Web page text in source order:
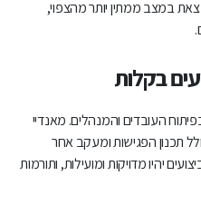
במצב ממתין יותר מהצפוי,
בקלות
העובדים והמנהלים. מאנדיי
תכנון הפגישות ומעקב אחר
יהיו מדויקות ומועילות, ותורמות